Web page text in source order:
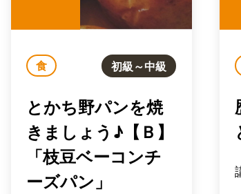
食 初級～中級
とかち野パンを焼
きましょう♪【Ｂ】
「枝豆ベーコンチ
ーズパン」